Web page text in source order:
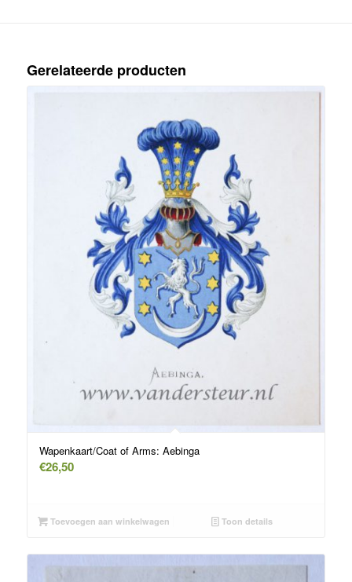
Gerelateerde producten
Wapenkaart/Coat of Arms: Aebinga
€26,50
Toevoegen aan winkelwagen Toon details